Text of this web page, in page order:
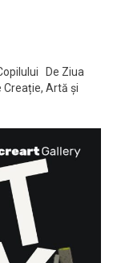
De Ziua
Creație, Artă și